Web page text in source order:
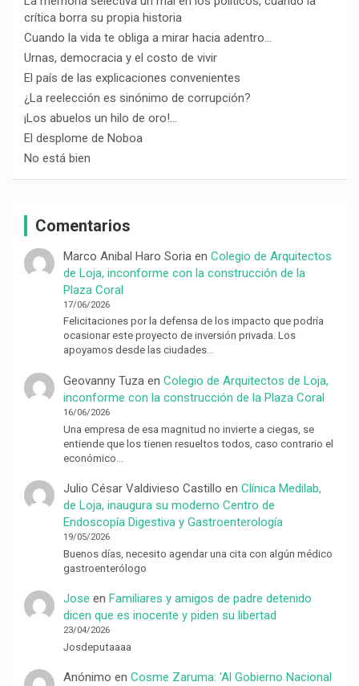
crítica borra su propia historia
Cuando la vida te obliga a mirar hacia adentro…
Urnas, democracia y el costo de vivir
El país de las explicaciones convenientes
¿La reelección es sinónimo de corrupción?
¡Los abuelos un hilo de oro!…
El desplome de Noboa
No está bien
Comentarios
Marco Anibal Haro Soriaen Colegio de Arquitectos
de Loja, inconforme con la construcción de la
Plaza Coral
17/06/2026
Felicitaciones por la defensa de los impacto que podría
ocasionar este proyecto de inversión privada. Los
apoyamos desde las ciudades…
Geovanny Tuzaen Colegio de Arquitectos de Loja,
inconforme con la construcción de la Plaza Coral
16/06/2026
Una empresa de esa magnitud no invierte a ciegas, se
entiende que los tienen resueltos todos, caso contrario el
económico…
Julio César Valdivieso Castillo en Clínica Medilab,
de Loja, inaugura su moderno Centro de
Endoscopía Digestiva y Gastroenterología
19/05/2026
Buenos días, necesito agendar una cita con algún médico
gastroenterólogo
Jose en Familiares y amigos de padre detenido
dicen que es inocente y piden su libertad
23/04/2026
Josdeputaaaa
Anónimo en Cosme Zaruma: ‘Al Gobierno Nacional